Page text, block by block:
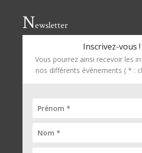
Newsletter
Inscrivez-vous !
Vous pourrez ainsi recevoir les
nos différents événements ( * :